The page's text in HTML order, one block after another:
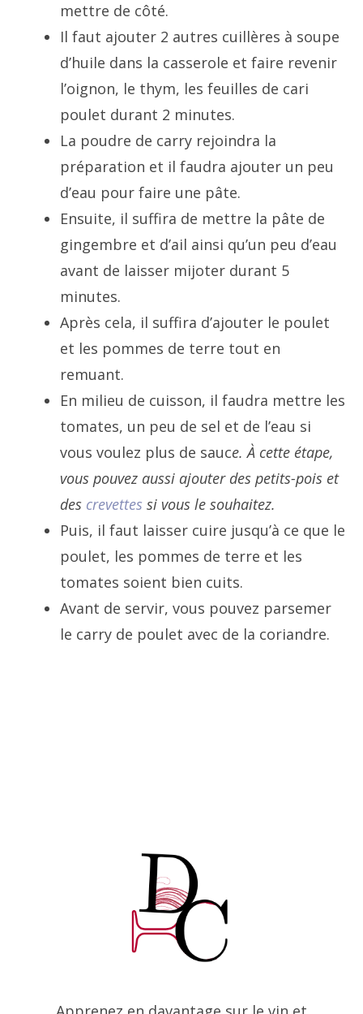
mettre de côté.
Il faut ajouter 2 autres cuillères à soupe
d’huile dans la casserole et faire revenir
l’oignon, le thym, les feuilles de cari
poulet durant 2 minutes.
La poudre de carry rejoindra la
préparation et il faudra ajouter un peu
d’eau pour faire une pâte.
Ensuite, il suffira de mettre la pâte de
gingembre et d’ail ainsi qu’un peu d’eau
avant de laisser mijoter durant 5
minutes.
Après cela, il suffira d’ajouter le poulet
et les pommes de terre tout en
remuant.
En milieu de cuisson, il faudra mettre les
tomates, un peu de sel et de l’eau si
vous voulez plus de sauce. À cette étape,
vous pouvez aussi ajouter des petits-pois et
des crevettes si vous le souhaitez.
Puis, il faut laisser cuire jusqu’à ce que le
poulet, les pommes de terre et les
tomates soient bien cuits.
Avant de servir, vous pouvez parsemer
le carry de poulet avec de la coriandre.